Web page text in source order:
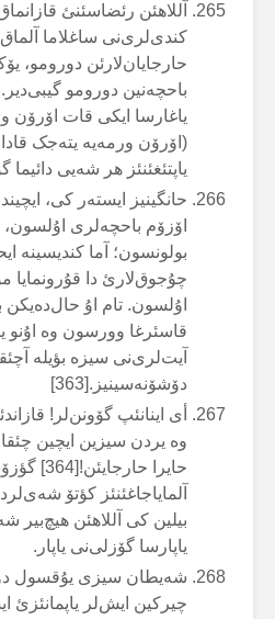
آللاهئن رئضاسئنئ
کندی‌لری‌نی ساغلاما
حارجایان‌لارئن دورومو،
باحچەنین دورومو گیبی‌دیر.
یاغارسا ایکی قات اۆرۆن
(اۆرۆن ورمەیە یتەجک
یاپتئغئنئز هر شەیی دائیما
حانگینیز ایستەر کی،
اۆزۆم باحچەلری اۇلسون،
بولونسون؛ آما کندیسینە
چۇجوق‌لارئ دا قۇرونمایا
اۇلسون. تام اۇ حال‌دەیکن
قاسئرغا وورسون وە اۇنو
آیت‌لری‌نی سیزە بؤیلە
دۆشۆنەسینیز.[363]
أی اینانئپ گۆونن‌لر!
وە یردن سیزین ایچین
حایرا
آلمایاجاغئنئز کؤتۆ
بیلین کی آللاهئن هیچ‌بیر
یاپارسا گۆزلی‌نی یاپار.
شەیطان سیزی یۇقسول
چیرکین ایش‌لر یاپمانئزئ